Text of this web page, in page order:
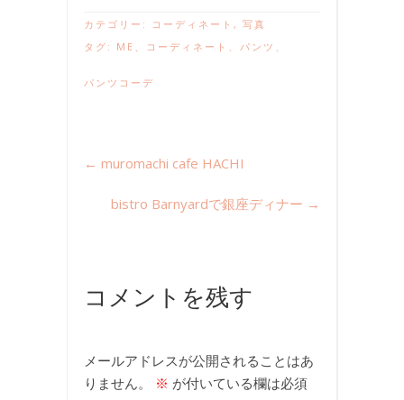
カテゴリー: コーディネート , 写真
タグ: ME コーディネート パンツ
パンツコーデ
← muromachi cafe HACHI
bistro Barnyardで銀座ディナー →
コメントを残す
メールアドレスが公開されることはあ
りません。
※ が付いている欄は必須